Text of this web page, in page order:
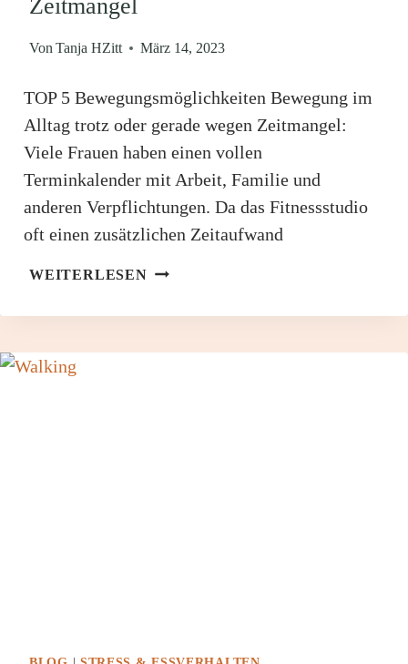
Zeitmangel
Von Tanja HZitt März 14, 2023
TOP 5 Bewegungsmöglichkeiten Bewegung im
Alltag trotz oder gerade wegen Zeitmangel:
Viele Frauen haben einen vollen
Terminkalender mit Arbeit, Familie und
anderen Verpflichtungen. Da das Fitnessstudio
oft einen zusätzlichen Zeitaufwand
WEITERLESENBEWEGUNG
ALLTAG
ZEITMANGEL